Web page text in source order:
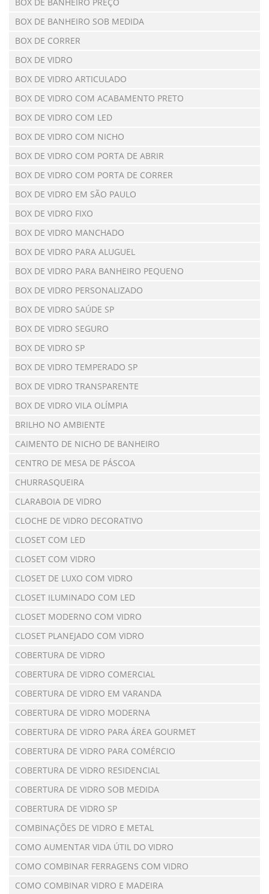
BOX DE BANHEIRO SOB MEDIDA
BOX DE CORRER
BOX DE VIDRO
BOX DE VIDRO ARTICULADO
BOX DE VIDRO COM ACABAMENTO PRETO
BOX DE VIDRO COM LED
BOX DE VIDRO COM NICHO
BOX DE VIDRO COM PORTA DE ABRIR
BOX DE VIDRO COM PORTA DE CORRER
BOX DE VIDRO EM SÃO PAULO
BOX DE VIDRO FIXO
BOX DE VIDRO MANCHADO
BOX DE VIDRO PARA ALUGUEL
BOX DE VIDRO PARA BANHEIRO PEQUENO
BOX DE VIDRO PERSONALIZADO
BOX DE VIDRO SAÚDE SP
BOX DE VIDRO SEGURO
BOX DE VIDRO SP
BOX DE VIDRO TEMPERADO SP
BOX DE VIDRO TRANSPARENTE
BOX DE VIDRO VILA OLÍMPIA
BRILHO NO AMBIENTE
CAIMENTO DE NICHO DE BANHEIRO
CENTRO DE MESA DE PÁSCOA
CHURRASQUEIRA
CLARABOIA DE VIDRO
CLOCHE DE VIDRO DECORATIVO
CLOSET COM LED
CLOSET COM VIDRO
CLOSET DE LUXO COM VIDRO
CLOSET ILUMINADO COM LED
CLOSET MODERNO COM VIDRO
CLOSET PLANEJADO COM VIDRO
COBERTURA DE VIDRO
COBERTURA DE VIDRO COMERCIAL
COBERTURA DE VIDRO EM VARANDA
COBERTURA DE VIDRO MODERNA
COBERTURA DE VIDRO PARA ÁREA GOURMET
COBERTURA DE VIDRO PARA COMÉRCIO
COBERTURA DE VIDRO RESIDENCIAL
COBERTURA DE VIDRO SOB MEDIDA
COBERTURA DE VIDRO SP
COMBINAÇÕES DE VIDRO E METAL
COMO AUMENTAR VIDA ÚTIL DO VIDRO
COMO COMBINAR FERRAGENS COM VIDRO
COMO COMBINAR VIDRO E MADEIRA